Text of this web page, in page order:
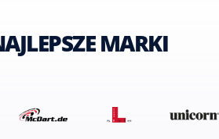
MARKI